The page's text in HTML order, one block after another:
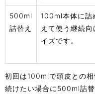
500ml
詰替え
100ml本体に詰
えて使う継続向
イズです。
初回は100mlで頭皮との
続けたい場合に500ml詰